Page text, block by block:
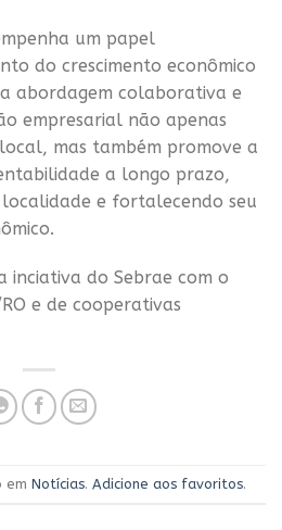
um papel
do crescimento econômico
abordagem colaborativa e
empresarial não apenas
mas também promove a
a longo prazo,
e fortalecendo seu
inciativa do Sebrae com o
e de cooperativas
em Notícias. Adicione aos favoritos.